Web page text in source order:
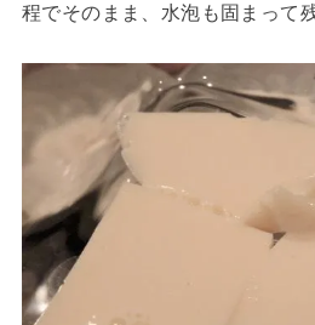
程でそのまま、水泡も固まって